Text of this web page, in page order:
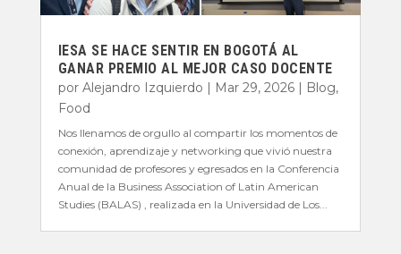
IESA SE HACE SENTIR EN BOGOTÁ AL
GANAR PREMIO AL MEJOR CASO DOCENTE
por Alejandro Izquierdo | Mar 29, 2026| Blog,
Food
Nos llenamos de orgullo al compartir los momentos de
conexión, aprendizaje y networking que vivió nuestra
comunidad de profesores y egresados en la Conferencia
Anual de la Business Association of Latin American
Studies (BALAS) , realizada en la Universidad de Los...